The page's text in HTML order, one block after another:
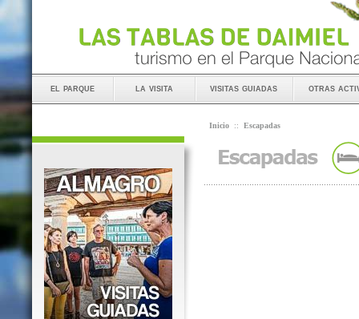
el parque la visita visitas guiadas otras
Inicio :: Escapadas